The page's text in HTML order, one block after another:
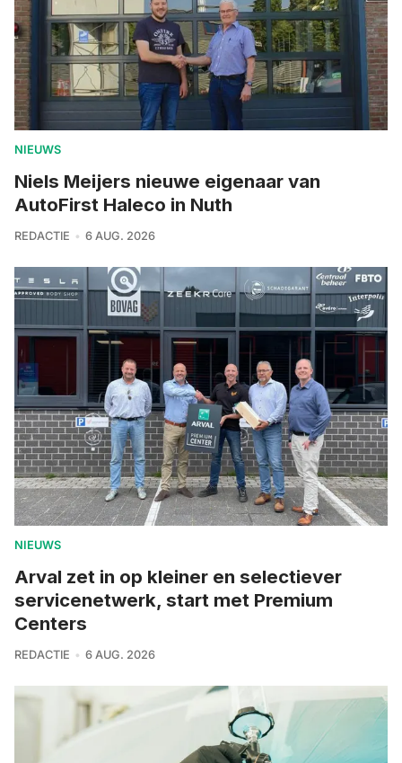
NIEUWS
Niels Meijers nieuwe eigenaar van
AutoFirst Haleco in Nuth
REDACTIE 6 AUG. 2026
NIEUWS
Arval zet in op kleiner en selectiever
servicenetwerk, start met Premium
Centers
REDACTIE 6 AUG. 2026